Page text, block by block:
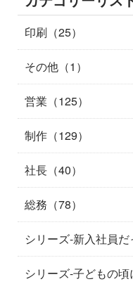
印刷（25）
その他（1）
営業（125）
制作（129）
社長（40）
総務（78）
シリーズ-新入社員だ
シリーズ-子どもの頃